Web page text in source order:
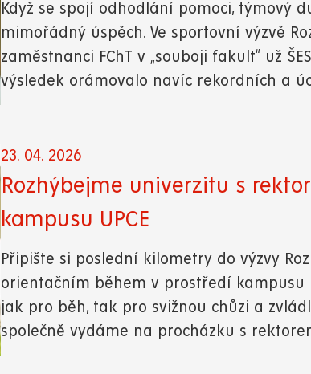
Když se spojí odhodlání pomoci, týmový
mimořádný úspěch. Ve sportovní výzvě
zaměstnanci FChT v „souboji fakult“ už
výsledek orámovalo navíc rekordních a
23. 04. 2026
Rozhýbejme univerzitu s
kampusu UPCE
Připište si poslední kilometry do výzvy
orientačním během v prostředí kampusu
jak pro běh, tak pro svižnou chůzi a
společně vydáme na procházku s